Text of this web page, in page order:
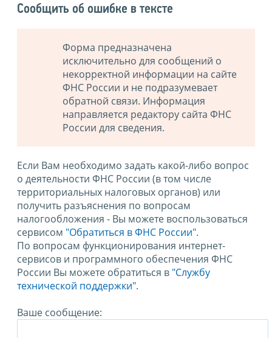
Сообщить об ошибке в тексте
Форма предназначена
исключительно для сообщений о
некорректной информации на сайте
ФНС России и не подразумевает
обратной связи. Информация
направляется редактору сайта ФНС
России для сведения.
Если Вам необходимо задать какой-либо вопрос
о деятельности ФНС России (в том числе
территориальных налоговых органов) или
получить разъяснения по вопросам
налогообложения - Вы можете воспользоваться
сервисом "Обратиться в ФНС России".
По вопросам функционирования интернет-
сервисов и программного обеспечения ФНС
России Вы можете обратиться в "Службу
технической поддержки".
Ваше сообщение: